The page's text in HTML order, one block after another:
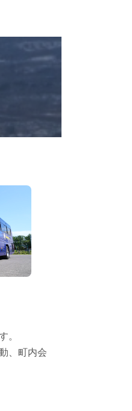
。
、町内会